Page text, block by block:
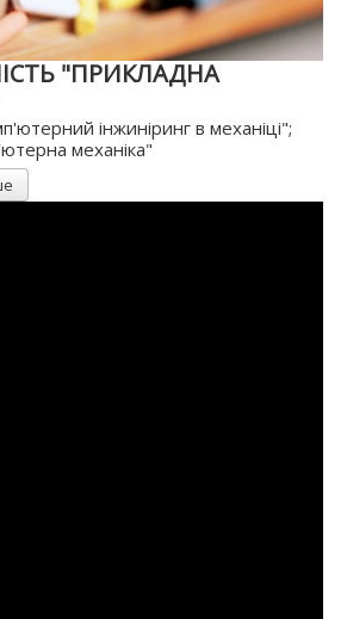
"ПРИКЛАДНА
інжиніринг в механіці";
механіка"